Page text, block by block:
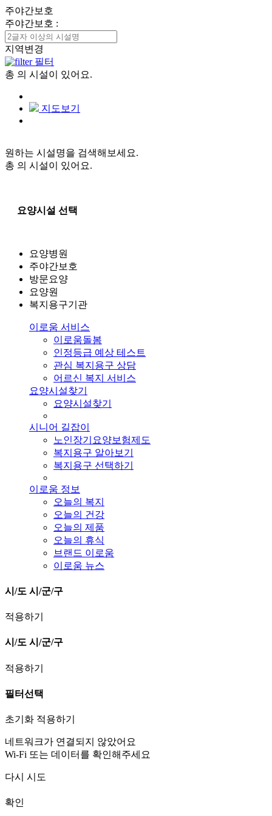
주야간보호
주야간보호 :
지역변경
필터
총 의 시설이 있어요.
지도보기
원하는 시설명을 검색해보세요.
총 의 시설이 있어요.
요양시설 선택
요양병원
주야간보호
방문요양
요양원
복지용구기관
이로움 서비스
이로움돌봄
인정등급 예상 테스트
관심 복지용구 상담
어르신 복지 서비스
요양시설찾기
요양시설찾기
시니어 길잡이
노인장기요양보험제도
복지용구 알아보기
복지용구 선택하기
이로움 정보
오늘의 복지
오늘의 건강
오늘의 제품
오늘의 휴식
브랜드 이로움
이로움 뉴스
시/도 시/군/구
적용하기
시/도 시/군/구
적용하기
필터선택
초기화 적용하기
네트워크가 연결되지 않았어요
Wi-Fi 또는 데이터를 확인해주세요
다시 시도
확인